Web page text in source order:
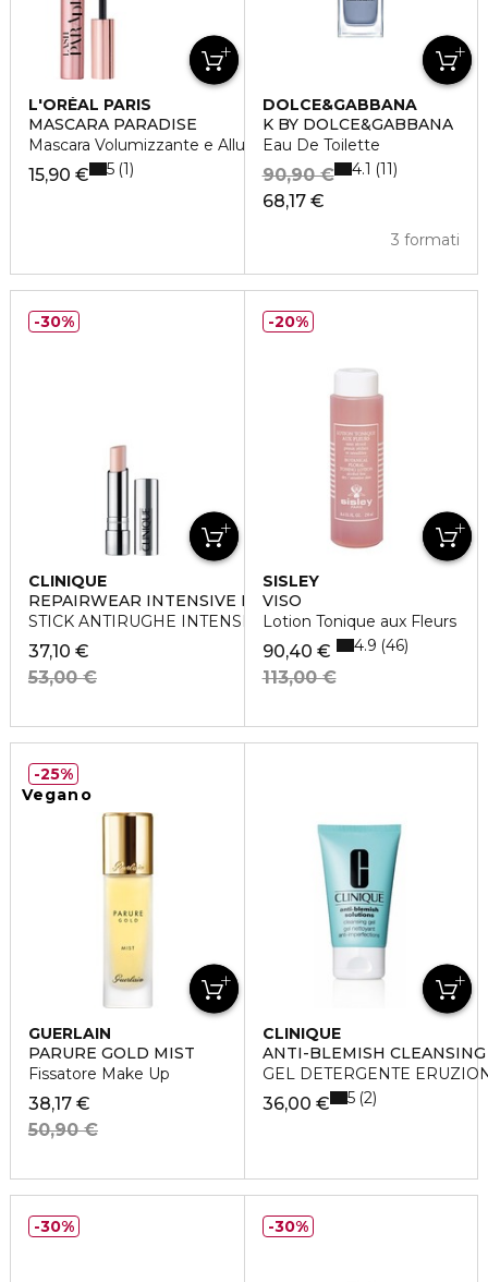
L'ORÉAL PARIS
MASCARA PARADISE
Mascara Volumizzante e Allungante
15,90 € 5 1
DOLCE&GABBANA
K BY DOLCE&GABBANA
Eau De Toilette
68,17 €
90,90 €
3 formati
4.1 11
CLINIQUE
REPAIRWEAR INTENSIVE LIP TREATMENT
STICK ANTIRUGHE INTENSIVO LABBRA
37,10 €
53,00 €
30%
SISLEY
VISO
Lotion Tonique aux Fleurs
90,40 €
113,00 €
4.9 46
20%
Vegano
GUERLAIN
PARURE GOLD MIST
Fissatore Make Up
38,17 €
50,90 €
25%
CLINIQUE
ANTI-BLEMISH CLEANSING
GEL DETERGENTE
36,00 € 5 2
30% 30%